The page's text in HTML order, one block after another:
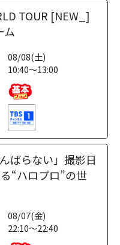
TOUR [NEW_]
ム
08/08(土)
10:40～13:00
ばらない」撮影日
“ハロプロ”の世
08/07(金)
22:10～22:40